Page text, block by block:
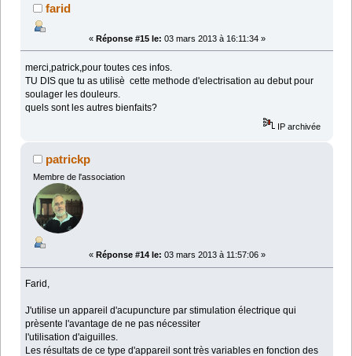
farid
« Réponse #15 le: 03 mars 2013 à 16:11:34 »
merci,patrick,pour toutes ces infos.
TU DIS que tu as utilisè cette methode d'electrisation au debut pour
soulager les douleurs.
quels sont les autres bienfaits?
IP archivée
patrickp
Membre de l'association
« Réponse #14 le: 03 mars 2013 à 11:57:06 »
Farid,
J'utilise un appareil d'acupuncture par stimulation électrique qui
prèsente l'avantage de ne pas nécessiter
l'utilisation d'aiguilles.
Les résultats de ce type d'appareil sont très variables en fonction des